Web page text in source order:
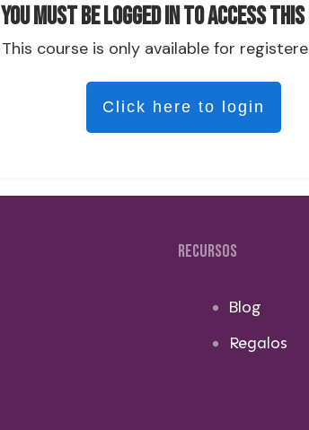
You must be logged in to access
This course is only available for
Click here to login
RECURSOS
Blog
Regalos